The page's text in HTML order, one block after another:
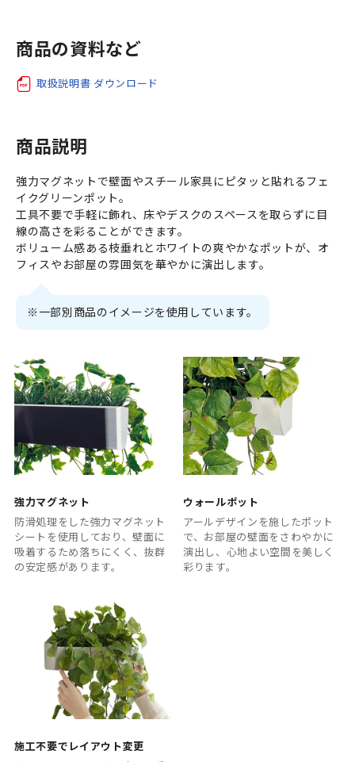
商品の資料など
取扱説明書 ダウンロード
商品説明
強力マグネットで壁面やスチール家具にピタッと貼れるフェ
イクグリーンポット。
工具不要で手軽に飾れ、床やデスクのスペースを取らずに目
線の高さを彩ることができます。
ボリューム感ある枝垂れとホワイトの爽やかなポットが、オ
フィスやお部屋の雰囲気を華やかに演出します。
※一部別商品のイメージを使用しています。
強力マグネット
防滑処理をした強力マグネット
シートを使用しており、壁面に
吸着するため落ちにくく、抜群
の安定感があります。
ウォールポット
アールデザインを施したポット
で、お部屋の壁面をさわやかに
演出し、心地よい空間を美しく
彩ります。
施工不要でレイアウト変更